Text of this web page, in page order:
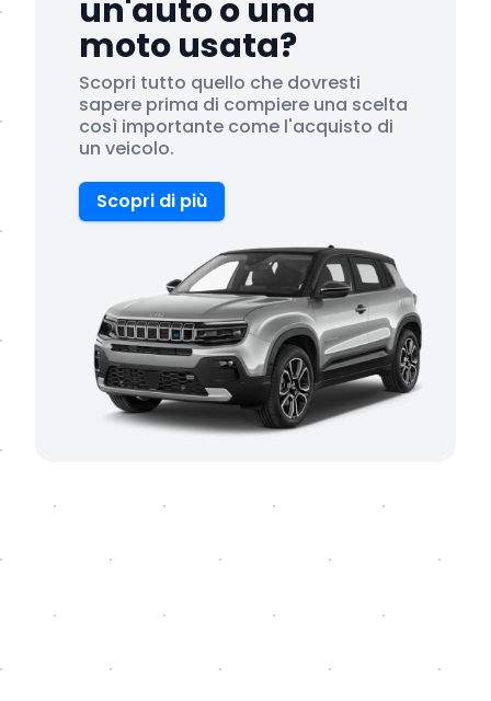
un'auto o una
moto usata?
Scopri tutto quello che dovresti
sapere prima di compiere una scelta
così importante come l'acquisto di
un veicolo.
Scopri di più